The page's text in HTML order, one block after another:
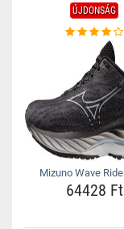
ÚJDONSÁG
Mizuno Wave
64428 Ft